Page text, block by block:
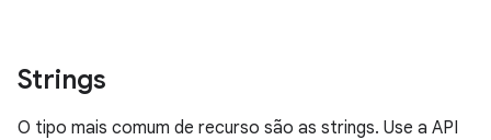
Strings
O tipo mais comum de recurso são as strings. Use a API